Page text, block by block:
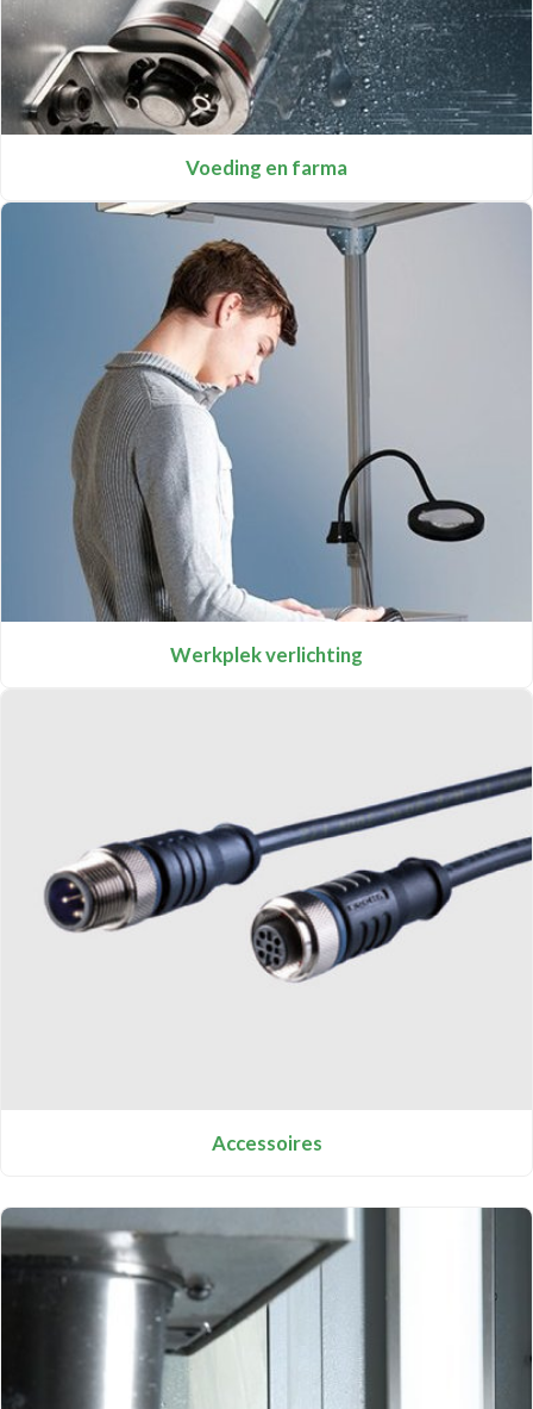
Voeding en farma
Werkplek verlichting
Accessoires